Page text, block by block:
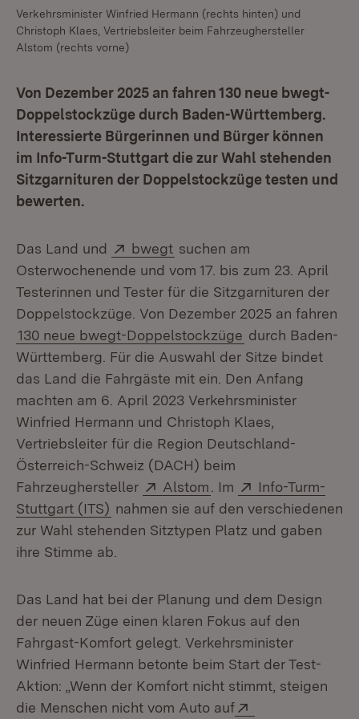
Verkehrsminister Winfried Hermann (rechts hinten) und
Christoph Klaes, Vertriebsleiter beim Fahrzeughersteller
Alstom (rechts vorne)
Von Dezember 2025 an fahren 130 neue bwegt-
Doppelstockzüge durch Baden-Württemberg.
Interessierte Bürgerinnen und Bürger können
im Info-Turm-Stuttgart die zur Wahl stehenden
Sitzgarnituren der Doppelstockzüge testen und
bewerten.
Das Land und Extern:
bwegt (Öffnet in neuem Fenster)
suchen am
Osterwochenende und vom 17. bis zum 23. April
Testerinnen und Tester für die Sitzgarnituren der
Doppelstockzüge. Von Dezember 2025 an fahren
130 neue bwegt-Doppelstockzüge durch Baden-
Württemberg. Für die Auswahl der Sitze bindet
das Land die Fahrgäste mit ein. Den Anfang
machten am 6. April 2023 Verkehrsminister
Winfried Hermann und Christoph Klaes,
Vertriebsleiter für die Region Deutschland-
Österreich-Schweiz (DACH) beim
Fahrzeughersteller
Extern:
Alstom (Öffnet in neuem
. Im Extern:
Info-Turm-
Stuttgart (ITS) (Öffnet in neuem Fenster)
nahmen sie auf den verschiedenen
zur Wahl stehenden Sitztypen Platz und gaben
ihre Stimme ab.
Das Land hat bei der Planung und dem Design
der neuen Züge einen klaren Fokus auf den
Fahrgast-Komfort gelegt. Verkehrsminister
Winfried Hermann betonte beim Start der Test-
Aktion: „Wenn der Komfort nicht stimmt, steigen
die Menschen nicht vom Auto auf